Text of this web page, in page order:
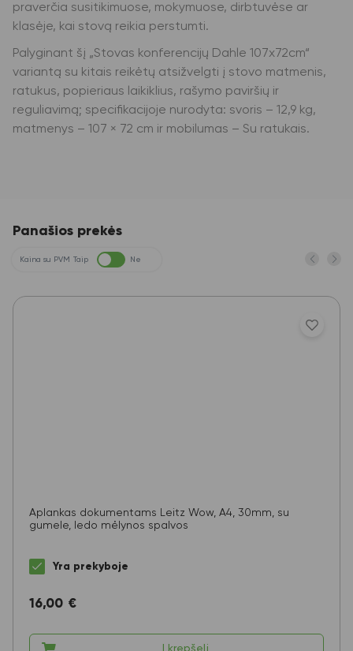
praverčia susitikimuose, mokymuose, dirbtuvėse ar
klasėje, kai stovą reikia perstumti.
Palyginant šį „Stovas konferencijų Dahle 107x72cm“
variantą su kitais reikėtų atsižvelgti į stovo matmenis,
ratukus, popieriaus laikiklius, rašymo paviršių ir
reguliavimą; specifikacijoje nurodyta: svoris – 12,9 kg,
matmenys – 107 × 72 cm ir mobilumas – Su ratukais.
Panašios prekės
Kaina su PVM Taip Ne
Aplankas dokumentams Leitz Wow, A4, 30mm, su
gumele, ledo mėlynos spalvos
Yra prekyboje
16,00 €
Į krepšelį